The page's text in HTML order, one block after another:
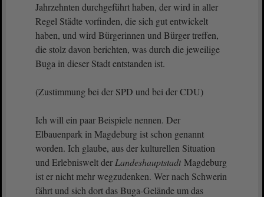
Jahrzehnten durchgeführt haben, der wird in aller
Regel Städte vorfinden, die sich gut entwickelt
haben, und wird Bürgerinnen und Bürger treffen,
die stolz davon berichten, was durch die jeweilige
Buga in dieser Stadt entstanden ist.
(Zustimmung bei der SPD und bei der CDU)
Ich will ein paar Beispiele nennen. Der
Elbauenpark in Magdeburg ist schon genannt
worden. Ich glaube, aus der kulturellen Situation
und Erlebniswelt der Landeshauptstadt Magdeburg
ist er nicht mehr wegzudenken. Wer nach Schwerin
fährt und sich dort das Buga-Gelände um das